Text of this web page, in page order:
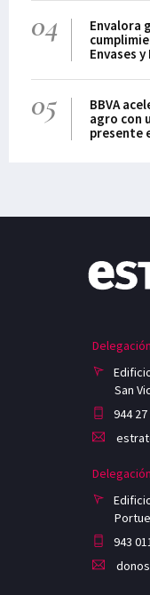
04
Envalora
Envases
05
BBVA
agro con
presente
San
944
943